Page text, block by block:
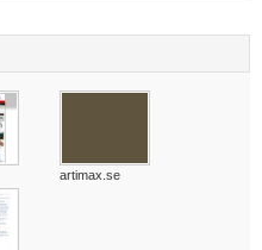
artimax.se